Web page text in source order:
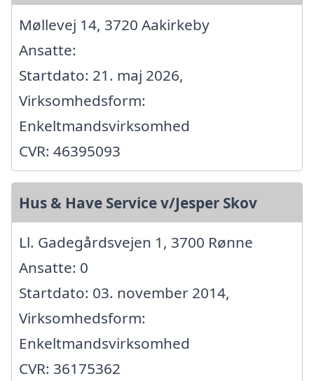
Møllevej 14, 3720 Aakirkeby
Ansatte:
Startdato: 21. maj 2026,
Virksomhedsform:
Enkeltmandsvirksomhed
CVR: 46395093
Hus & Have Service v/Jesper Skov
Ll. Gadegårdsvejen 1, 3700 Rønne
Ansatte: 0
Startdato: 03. november 2014,
Virksomhedsform:
Enkeltmandsvirksomhed
CVR: 36175362